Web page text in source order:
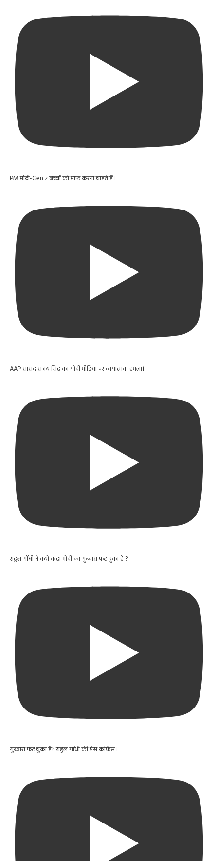
PM मोदी-Gen z बच्चों को माफ़ करना चाहते हैं।
AAP सांसद संजय सिंह का गोदी मीडिया पर व्यंगात्मक हमला।
राहुल गाँधी ने क्यों कहा मोदी का गुब्बारा फट चुका है ?
गुब्बारा फट चुका है? राहुल गाँधी की प्रेस कांफ्रेंस।